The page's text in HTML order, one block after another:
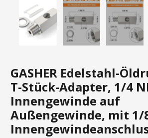
GASHER Edelstahl-
T-Stück-Adapter, 1/4
Innengewinde auf
Außengewinde, mit 1/